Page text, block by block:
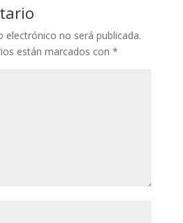
electrónico no será publicada.
están marcados con *